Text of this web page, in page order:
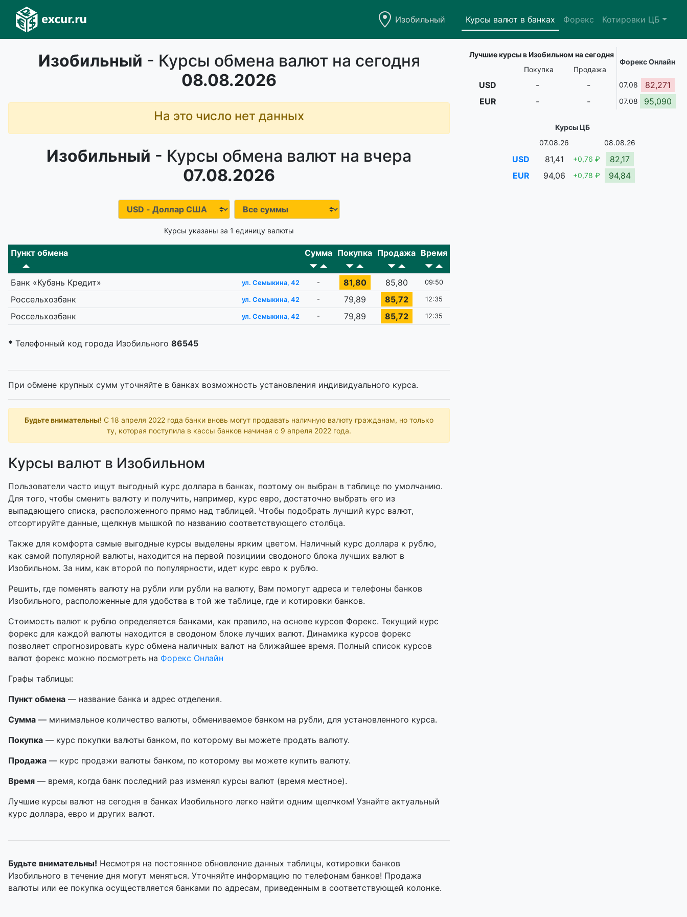
Изобильный Курсы валют в банках Форекс Котировки ЦБ
Изобильный - Курсы обмена валют на сегодня
08.08.2026
На это число нет данных
Изобильный - Курсы обмена валют на вчера
07.08.2026
Курсы указаны за 1 единицу валюты
Пункт обмена Сумма Покупка Продажа Время
Банк «Кубань Кредит» ул. Семыкина, 42 - 81,80 85,80 09:50
Россельхозбанк ул. Семыкина, 42 - 79,89 85,72 12:35
Россельхозбанк ул. Семыкина, 42 - 79,89 85,72 12:35
* Телефонный код города Изобильного 86545
При обмене крупных сумм уточняйте в банках возможность установления индивидуального курса.
Будьте внимательны! С 18 апреля 2022 года банки вновь могут продавать наличную валюту гражданам, но только
ту, которая поступила в кассы банков начиная с 9 апреля 2022 года.
Курсы валют в Изобильном
Пользователи часто ищут выгодный курс доллара в банках, поэтому он выбран в таблице по умолчанию.
Для того, чтобы сменить валюту и получить, например, курс евро, достаточно выбрать его из
выпадающего списка, расположенного прямо над таблицей. Чтобы подобрать лучший курс валют,
отсортируйте данные, щелкнув мышкой по названию соответствующего столбца.
Также для комфорта самые выгодные курсы выделены ярким цветом. Наличный курс доллара к рублю,
как самой популярной валюты, находится на первой позициии сводоного блока лучших валют в
Изобильном. За ним, как второй по популярности, идет курс евро к рублю.
Решить, где поменять валюту на рубли или рубли на валюту, Вам помогут адреса и телефоны банков
Изобильного, расположенные для удобства в той же таблице, где и котировки банков.
Стоимость валют к рублю определяется банками, как правило, на основе курсов Форекс. Текущий курс
форекс для каждой валюты находится в сводоном блоке лучших валют. Динамика курсов форекс
позволяет спрогнозировать курс обмена наличных валют на ближайшее время. Полный список курсов
валют форекс можно посмотреть на Форекс Онлайн
Графы таблицы:
Пункт обмена — название банка и адрес отделения.
Сумма — минимальное количество валюты, обмениваемое банком на рубли, для установленного курса.
Покупка — курс покупки валюты банком, по которому вы можете продать валюту.
Продажа — курс продажи валюты банком, по которому вы можете купить валюту.
Время — время, когда банк последний раз изменял курсы валют (время местное).
Лучшие курсы валют на сегодня в банках Изобильного легко найти одним щелчком! Узнайте актуальный
курс доллара, евро и других валют.
Будьте внимательны! Несмотря на постоянное обновление данных таблицы, котировки банков
Изобильного в течение дня могут меняться. Уточняйте информацию по телефонам банков! Продажа
валюты или ее покупка осуществляется банками по адресам, приведенным в соответствующей колонке.
Лучшие курсы в Изобильном на сегодня
Форекс Онлайн
Покупка
Продажа
USD - - 07.08
82,271
EUR
- - 07.08 95,090
Курсы ЦБ
07.08.26
08.08.26
USD 81,41 +0,76 ₽
82,17
EUR
94,06 +0,78 ₽ 94,84